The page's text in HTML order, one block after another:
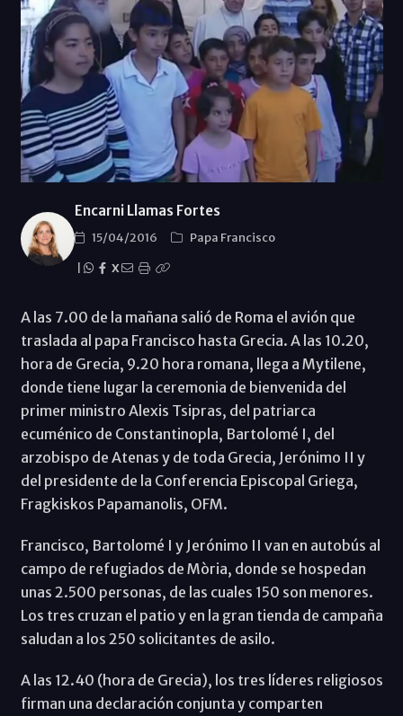
Encarni Llamas Fortes
15/04/2016
Papa Francisco
X
A las 7.00 de la mañana salió de Roma el avión que
traslada al papa Francisco hasta Grecia. A las 10.20,
hora de Grecia, 9.20 hora romana, llega a Mytilene,
donde tiene lugar la ceremonia de bienvenida del
primer ministro Alexis Tsipras, del patriarca
ecuménico de Constantinopla, Bartolomé I, del
arzobispo de Atenas y de toda Grecia, Jerónimo II y
del presidente de la Conferencia Episcopal Griega,
Fragkiskos Papamanolis, OFM.
Francisco, Bartolomé I y Jerónimo II van en autobús al
campo de refugiados de Mòria, donde se hospedan
unas 2.500 personas, de las cuales 150 son menores.
Los tres cruzan el patio y en la gran tienda de campaña
saludan a los 250 solicitantes de asilo.
A las 12.40 (hora de Grecia), los tres líderes religiosos
firman una declaración conjunta y comparten